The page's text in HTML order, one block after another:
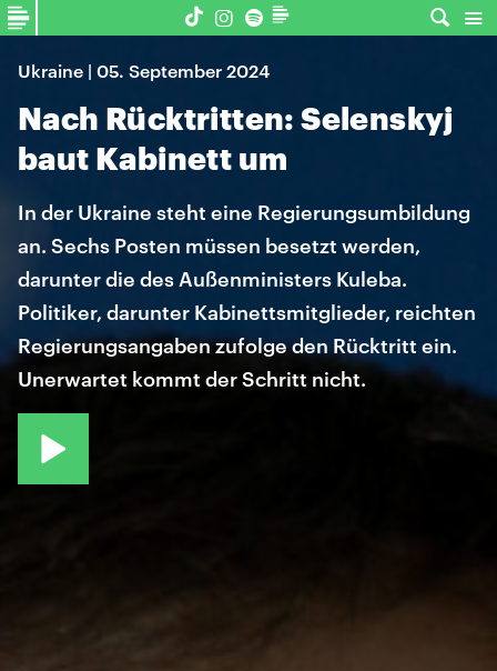
Ukraine | 05. September 2024
Nach Rücktritten: Selenskyj
baut Kabinett um
In der Ukraine steht eine Regierungsumbildung
an. Sechs Posten müssen besetzt werden,
darunter die des Außenministers Kuleba.
Politiker, darunter Kabinettsmitglieder, reichten
Regierungsangaben zufolge den Rücktritt ein.
Unerwartet kommt der Schritt nicht.